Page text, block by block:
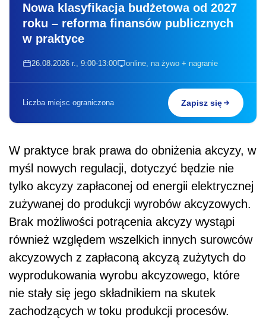
Nowa klasyfikacja budżetowa od 2027
roku – reforma finansów publicznych
w praktyce
26.08.2026 r., 9:00-13:00 online, na żywo + nagranie
Liczba miejsc ograniczona Zapisz się
W praktyce brak prawa do obniżenia akcyzy, w
myśl nowych regulacji, dotyczyć będzie nie
tylko akcyzy zapłaconej od energii elektrycznej
zużywanej do produkcji wyrobów akcyzowych.
Brak możliwości potrącenia akcyzy wystąpi
również względem wszelkich innych surowców
akcyzowych z zapłaconą akcyzą zużytych do
wyprodukowania wyrobu akcyzowego, które
nie stały się jego składnikiem na skutek
zachodzących w toku produkcji procesów.